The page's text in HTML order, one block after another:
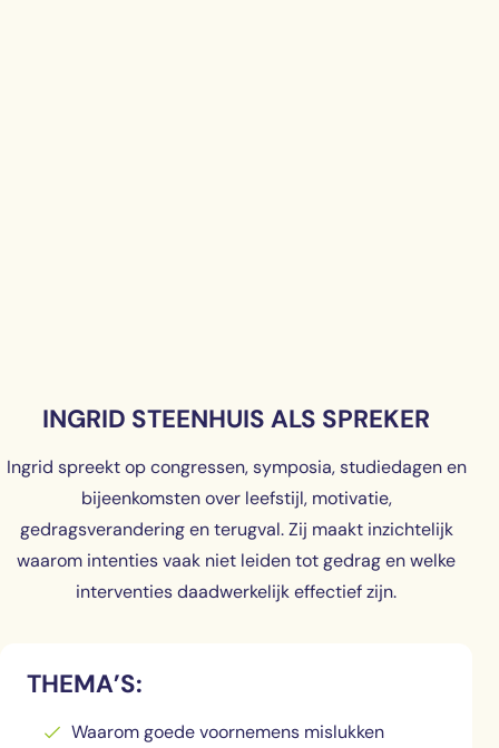
INGRID STEENHUIS ALS SPREKER
Ingrid spreekt op congressen, symposia, studiedagen en
bijeenkomsten over leefstijl, motivatie,
gedragsverandering en terugval. Zij maakt inzichtelijk
waarom intenties vaak niet leiden tot gedrag en welke
interventies daadwerkelijk effectief zijn.
THEMA’S:
Waarom goede voornemens mislukken